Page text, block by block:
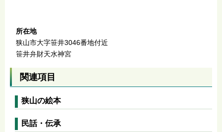
所在地
狭山市大字笹井3046番地付近
笹井弁財天水神宮
関連項目
狭山の絵本
民話・伝承